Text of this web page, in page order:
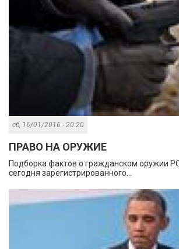
сб, 16/01/2016 - 20:20
ПРАВО НА ОРУЖИЕ
Подборка фактов о гражданском оружии
сегодня зарегистрированного...